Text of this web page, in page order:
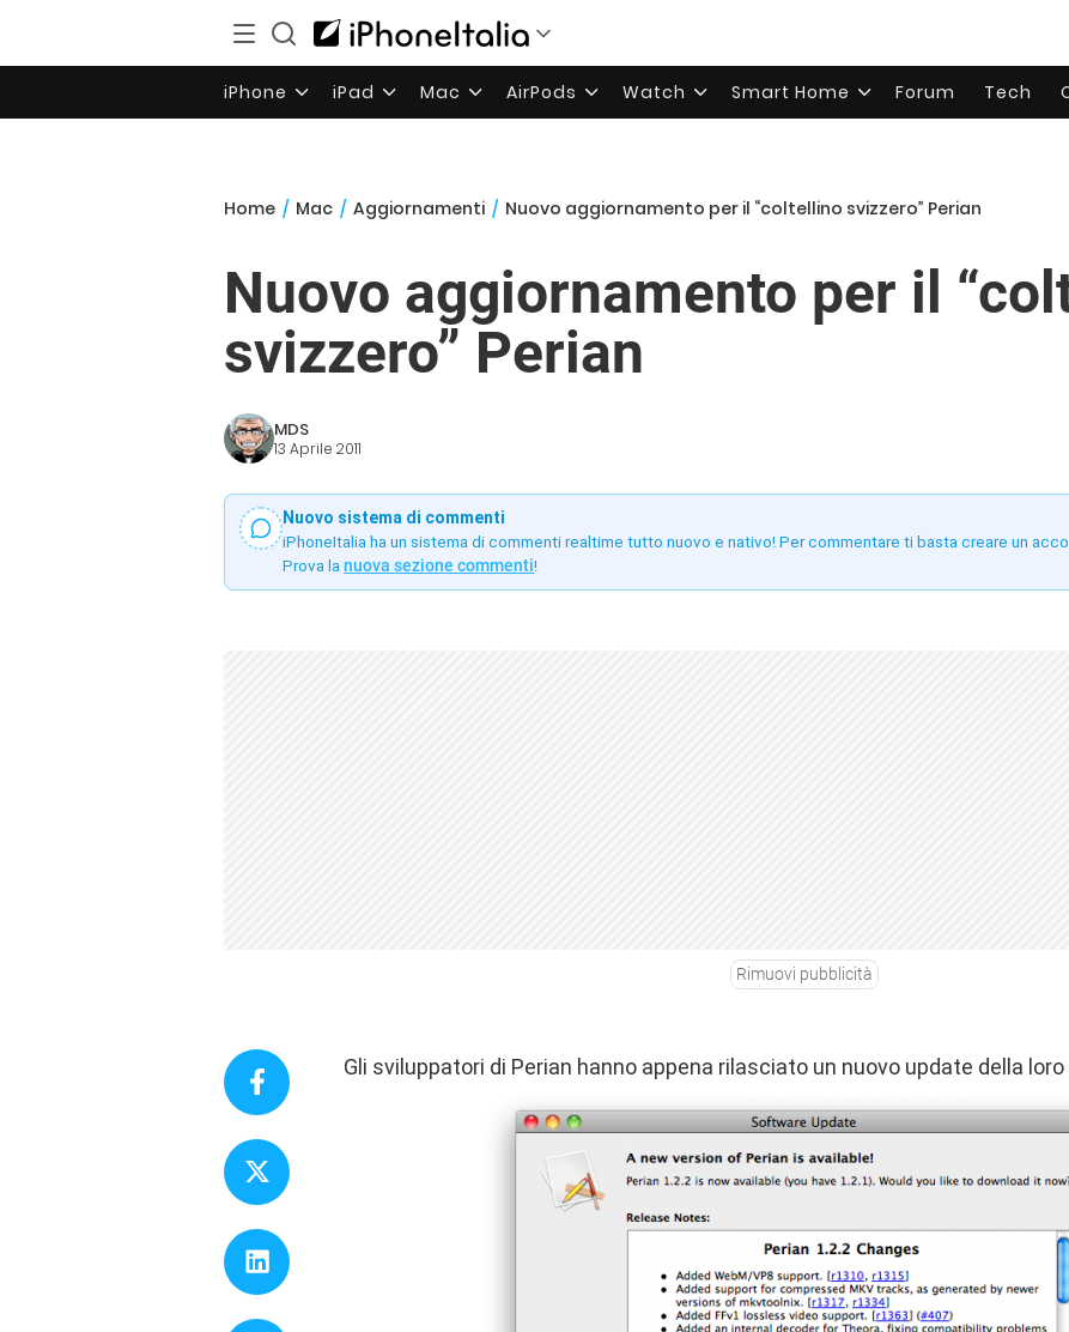
iPhone iPad Mac AirPods Watch Smart Home Forum Tech
Home / Mac / Aggiornamenti / Nuovo aggiornamento per il “coltellino svizzero” Perian
Nuovo aggiornamento per il
svizzero” Perian
MDS
13 Aprile 2011
Nuovo sistema di commenti
iPhoneItalia ha un sistema di commenti realtime tutto nuovo e nativo! Per commentare ti basta creare un
Prova la nuova sezione commenti!
Rimuovi pubblicità
Gli sviluppatori di Perian hanno appena rilasciato un nuovo update della